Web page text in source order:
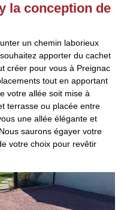
la conception de
un chemin laborieux
apporter du cachet
créer pour vous à Preignac
tout en apportant
votre allée soit mise à
terrasse ou placée entre
une allée élégante et
saurons égayer votre
votre choix pour revêtir